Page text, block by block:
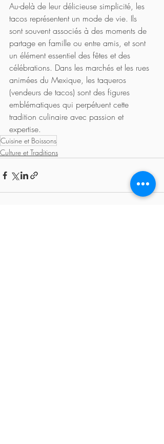
Au-delà de leur délicieuse simplicité, les
tacos représentent un mode de vie. Ils
sont souvent associés à des moments de
partage en famille ou entre amis, et sont
un élément essentiel des fêtes et des
célébrations. Dans les marchés et les rues
animées du Mexique, les taqueros
(vendeurs de tacos) sont des figures
emblématiques qui perpétuent cette
tradition culinaire avec passion et
expertise.
Cuisine et Boissons
Culture et Traditions